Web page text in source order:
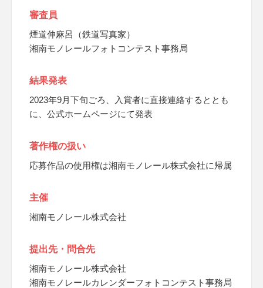
審査員
煙道伸麻呂（鉄道写真家）
湘南モノレールフォトコンテスト事務局
結果発表
2023年9月下旬ごろ、入賞者に直接連絡するととも
に、公式ホームページにて発表
著作権の扱い
応募作品の使用権は湘南モノレール株式会社に帰属
主催
湘南モノレール株式会社
提出先・問合先
湘南モノレール株式会社
湘南モノレールカレンダーフォトコンテスト事務局